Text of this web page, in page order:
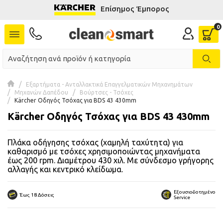
Επίσημος Έμπορος
Εξαρτήματα - Ανταλλακτικά Επαγγελματικών Μηχανημάτων
Μηχανών Δαπέδου
Βούρτσες - Τσόχες
Kärcher Οδηγός Τσόχας για BDS 43 430mm
Kärcher Οδηγός Τσόχας για BDS 43 430mm
Πλάκα οδήγησης τσόχας (χαμηλή ταχύτητα) για
καθαρισμό με τσόχες χρησιμοποιώντας μηχανήματα
έως 200 rpm. Διαμέτρου 430 χιλ. Με σύνδεσμο γρήγορης
αλλαγής και κεντρικό κλείδωμα.
Έως 18 Δόσεις
Εξουσιοδοτημένο
Service